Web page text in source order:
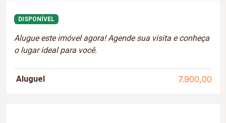
DISPONÍVEL
Alugue este imóvel agora! Agende sua visita e conheça
o lugar ideal para você.
Aluguel 7.900,00